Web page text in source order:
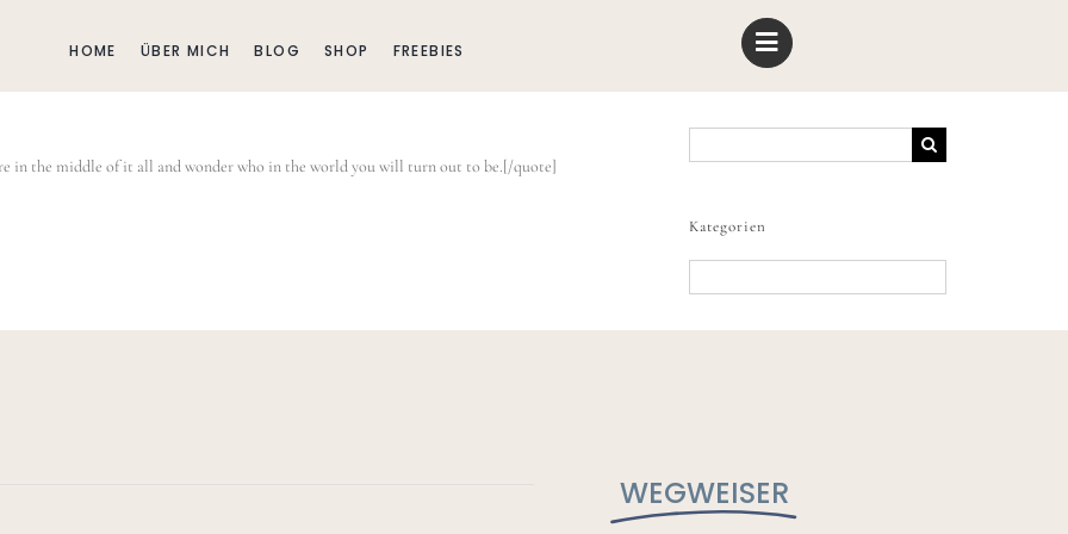
HOME ÜBER MICH BLOG SHOP FREEBIES
in the middle of it all and wonder who in the world you will turn out to be.[/quote]
nach:
Kategorien
WEGWEISER